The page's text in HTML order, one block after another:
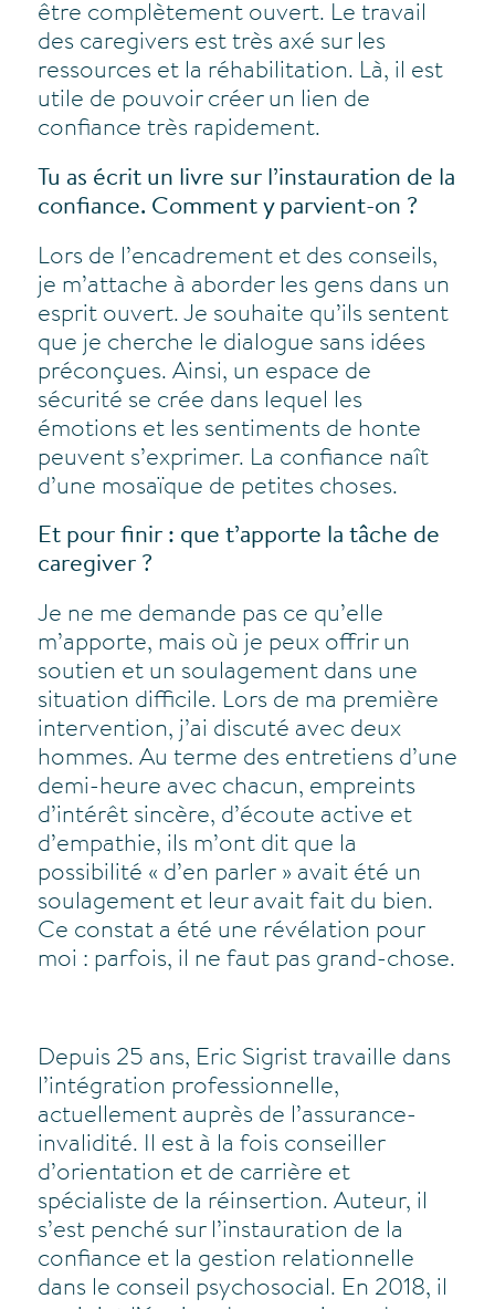
être complètement ouvert. Le travail
des caregivers est très axé sur les
ressources et la réhabilitation. Là, il est
utile de pouvoir créer un lien de
confiance très rapidement.
Tu as écrit un livre sur l’instauration de la
confiance. Comment y parvient-on ?
Lors de l’encadrement et des conseils,
je m’attache à aborder les gens dans un
esprit ouvert. Je souhaite qu’ils sentent
que je cherche le dialogue sans idées
préconçues. Ainsi, un espace de
sécurité se crée dans lequel les
émotions et les sentiments de honte
peuvent s’exprimer. La confiance naît
d’une mosaïque de petites choses.
Et pour finir : que t’apporte la tâche de
caregiver ?
Je ne me demande pas ce qu’elle
m’apporte, mais où je peux offrir un
soutien et un soulagement dans une
situation difficile. Lors de ma première
intervention, j’ai discuté avec deux
hommes. Au terme des entretiens d’une
demi-heure avec chacun, empreints
d’intérêt sincère, d’écoute active et
d’empathie, ils m’ont dit que la
possibilité « d’en parler » avait été un
soulagement et leur avait fait du bien.
Ce constat a été une révélation pour
moi : parfois, il ne faut pas grand-chose.
Depuis 25 ans, Eric Sigrist travaille dans
l’intégration professionnelle,
actuellement auprès de l’assurance-
invalidité. Il est à la fois conseiller
d’orientation et de carrière et
spécialiste de la réinsertion. Auteur, il
s’est penché sur l’instauration de la
confiance et la gestion relationnelle
dans le conseil psychosocial. En 2018, il